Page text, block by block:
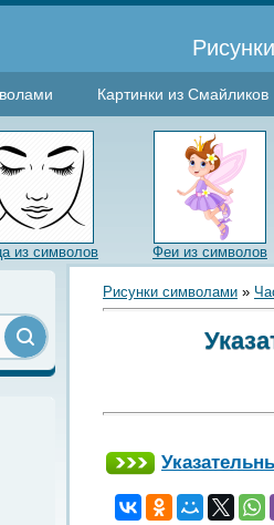
Картинки из Смайликов
из символов Феи из символов
Рисунки символами »